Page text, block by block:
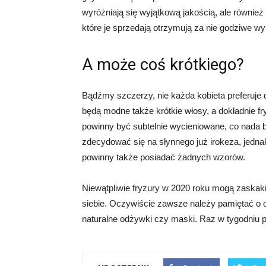
wyróżniają się wyjątkową jakością, ale
które je sprzedają otrzymują za nie godziwe
A może coś krótkiego?
Bądźmy szczerzy, nie każda kobieta preferuje
będą modne także krótkie włosy, a dokładnie
powinny być subtelnie wycieniowane, co
zdecydować się na słynnego już irokeza,
powinny także posiadać żadnych wzorów.
Niewątpliwie fryzury w 2020 roku mogą
siebie. Oczywiście zawsze należy pamiętać o
naturalne odżywki czy maski. Raz w tygodniu